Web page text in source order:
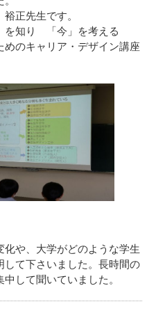
正先生です。
知り 「今」を考える
のキャリア・デザイン講座
や、大学がどのような学生
して下さいました。長時間の
して聞いていました。